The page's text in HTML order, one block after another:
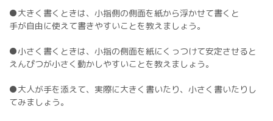
●大きく書くときは、小指側の側面を紙から浮かせて書くと
手が自由に使えて書きやすいことを教えましょう。
●小さく書くときは、小指の側面を紙にくっつけて安定させると
えんぴつが小さく動かしやすいことを教えましょう。
●大人が手を添えて、実際に大きく書いたり、小さく書いたりし
てみましょう。